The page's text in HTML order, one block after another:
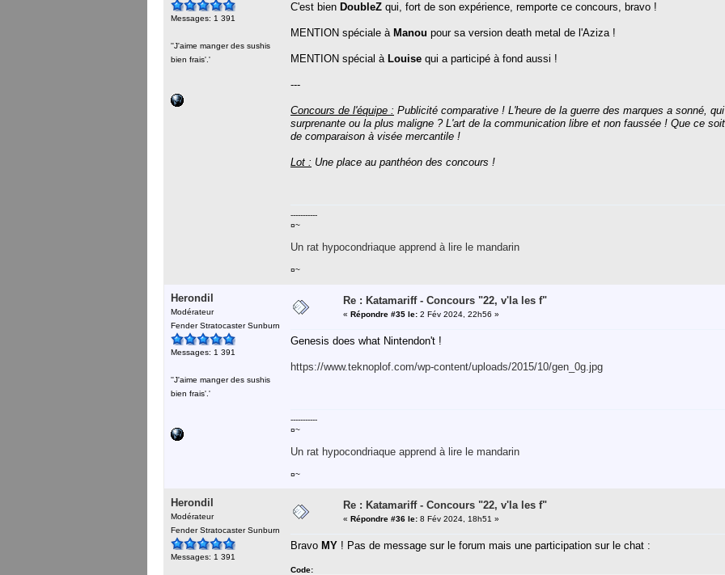
Messages: 1 391
''J'aime manger des sushis
bien frais'.'
C'est bien DoubleZ qui, fort de son expérience, remporte ce concours, bravo !
MENTION spéciale à Manou pour sa version death metal de l'Aziza !
MENTION spécial à Louise qui a participé à fond aussi !
---
Concours de l'équipe : Publicité comparative ! L'heure de la guerre des marques a sonné,
surprenante ou la plus maligne ? L'art de la communication libre et non faussée ! Que ce
de comparaison à visée mercantile !
Lot : Une place au panthéon des concours !
-----------
¤~
Un rat hypocondriaque apprend à lire le mandarin
¤~
Herondil
Modérateur
Fender Stratocaster Sunburn
Messages: 1 391
''J'aime manger des sushis
bien frais'.'
Re : Katamariff - Concours "22, v'la les f"
« Répondre #35 le: 2 Fév 2024, 22h56 »
Genesis does what Nintendon't !
https://www.teknoplof.com/wp-content/uploads/2015/10/gen_0g.jpg
-----------
¤~
Un rat hypocondriaque apprend à lire le mandarin
¤~
Herondil
Modérateur
Fender Stratocaster Sunburn
Messages: 1 391
Re : Katamariff - Concours "22, v'la les f"
« Répondre #36 le: 8 Fév 2024, 18h51 »
Bravo MY ! Pas de message sur le forum mais une participation sur le chat :
Code: